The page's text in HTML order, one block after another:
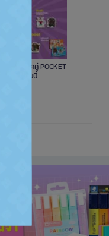
นังสือ แพ็คคู่ POCKET
ด และ ด๊อบบี้